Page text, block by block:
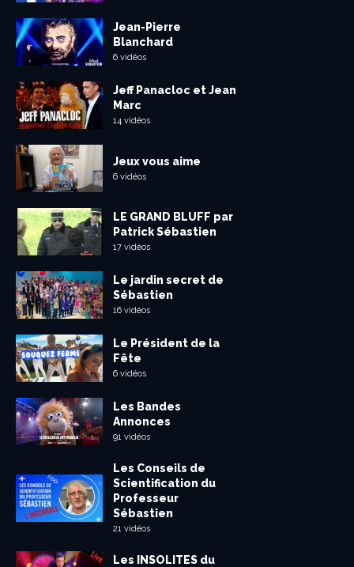
Jean-Pierre
Blanchard
6 vidéos
Jeff Panacloc et Jean
Marc
14 vidéos
Jeux vous aime
6 vidéos
LE GRAND BLUFF par
Patrick Sébastien
17 vidéos
Le jardin secret de
Sébastien
16 vidéos
Le Président de la
Fête
6 vidéos
Les Bandes
Annonces
91 vidéos
Les Conseils de
Scientification du
Professeur
Sébastien
21 vidéos
Les INSOLITES du